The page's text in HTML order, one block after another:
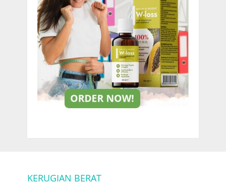
KERUGIAN BERAT